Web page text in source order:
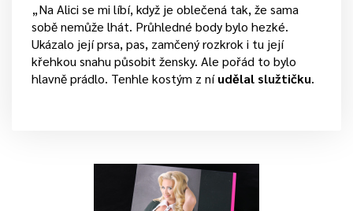
„Na Alici se mi líbí, když je oblečená tak, že sama
sobě nemůže lhát. Průhledné body bylo hezké.
Ukázalo její prsa, pas, zamčený rozkrok i tu její
křehkou snahu působit žensky. Ale pořád to bylo
hlavně prádlo. Tenhle kostým z níudělal služtičku.